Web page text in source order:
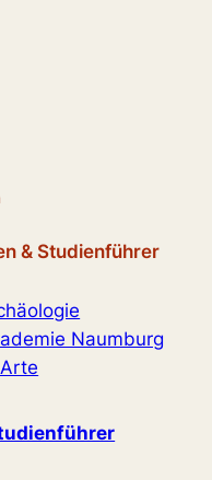
& Studienführer
Naumburg